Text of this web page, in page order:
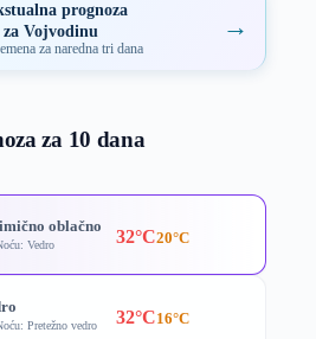
prognoza
Vojvodinu
za naredna tri dana
→
za 10 dana
oblačno
Vedro 32°C20°C
Pretežno vedro 32°C16°C